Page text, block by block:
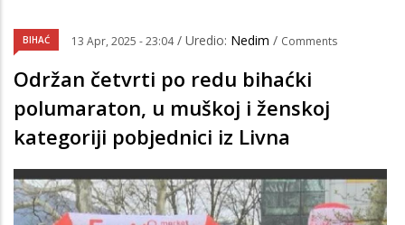
BIHAĆ 13 Apr, 2025 - 23:04 / Uredio: Nedim / Comments
Održan četvrti po redu bihaćki
polumaraton, u muškoj i ženskoj
kategoriji pobjednici iz Livna